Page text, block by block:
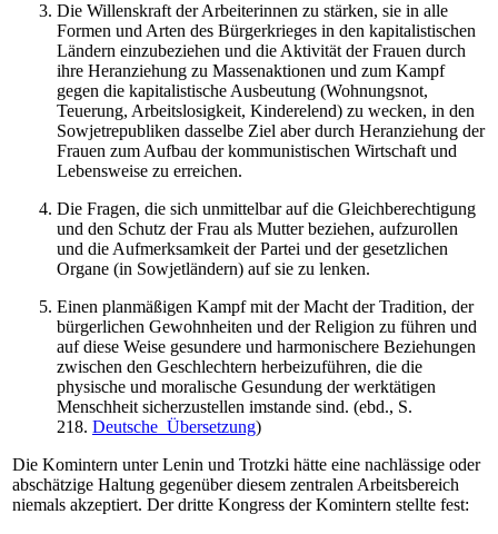
Die Willenskraft der Arbeiterinnen zu stärken, sie in alle
Formen und Arten des Bürgerkrieges in den kapitalistischen
Ländern einzubeziehen und die Aktivität der Frauen durch
ihre Heranziehung zu Massenaktionen und zum Kampf
gegen die kapitalistische Ausbeutung (Wohnungsnot,
Teuerung, Arbeitslosigkeit, Kinderelend) zu wecken, in den
Sowjetrepubliken dasselbe Ziel aber durch Heranziehung der
Frauen zum Aufbau der kommunistischen Wirtschaft und
Lebensweise zu erreichen.
Die Fragen, die sich unmittelbar auf die Gleichberechtigung
und den Schutz der Frau als Mutter beziehen, aufzurollen
und die Aufmerksamkeit der Partei und der gesetzlichen
Organe (in Sowjetländern) auf sie zu lenken.
Einen planmäßigen Kampf mit der Macht der Tradition, der
bürgerlichen Gewohnheiten und der Religion zu führen und
auf diese Weise gesundere und harmonischere Beziehungen
zwischen den Geschlechtern herbeizuführen, die die
physische und moralische Gesundung der werktätigen
Menschheit sicherzustellen imstande sind. (ebd., S.
218. Deutsche Übersetzung)
Die Komintern unter Lenin und Trotzki hätte eine nachlässige oder
abschätzige Haltung gegenüber diesem zentralen Arbeitsbereich
niemals akzeptiert. Der dritte Kongress der Komintern stellte fest: